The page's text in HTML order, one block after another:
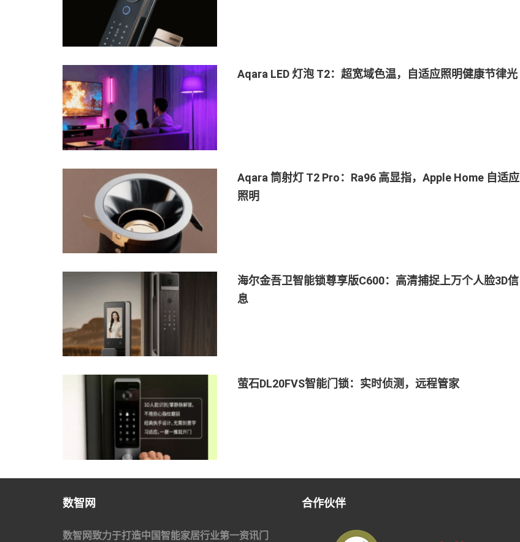
Aqara LED 灯泡 T2：超宽域色温，自适应照明健康节律光
Aqara 筒射灯 T2 Pro：Ra96 高显指，Apple Home 自适应
照明
海尔金吾卫智能锁尊享版C600：高清捕捉上万个人脸3D信
息
萤石DL20FVS智能门锁：实时侦测，远程管家
数智网
数智网致力于打造中国智能家居行业第一资讯门
合作伙伴